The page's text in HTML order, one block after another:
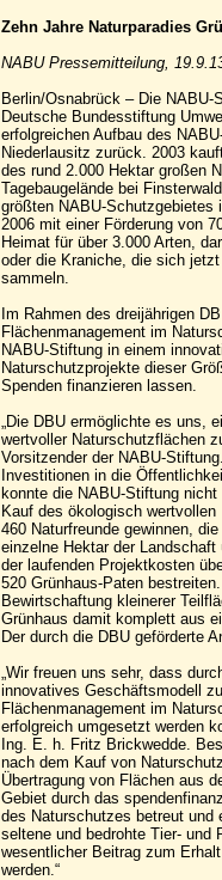
Zehn Jahre Naturparadies
NABU Pressemitteilung,
Berlin/Osnabrück – Die NABU-
Deutsche Bundesstiftung
erfolgreichen Aufbau des
Niederlausitz zurück. 2003
des rund 2.000 Hektar großen
Tagebaugelände bei
größten NABU-Schutzgebietes
2006 mit einer Förderung von
Heimat für über 3.000 Arten,
oder die Kraniche, die sich
sammeln.
Im Rahmen des dreijährigen
Flächenmanagement im
NABU-Stiftung in einem
Naturschutzprojekte dieser
Spenden finanzieren lassen.
„Die DBU ermöglichte es uns,
wertvoller Naturschutzflächen
Vorsitzender der NABU-
Investitionen in die
konnte die NABU-Stiftung
Kauf des ökologisch
460 Naturfreunde gewinnen,
einzelne Hektar der Landschaft
der laufenden Projektkosten
520 Grünhaus-Paten
Bewirtschaftung kleinerer
Grünhaus damit komplett aus
Der durch die DBU geförderte
„Wir freuen uns sehr, dass
innovatives Geschäftsmodell
Flächenmanagement im
erfolgreich umgesetzt werden
Ing. E. h. Fritz Brickwedde.
nach dem Kauf von
Übertragung von Flächen aus
Gebiet durch das
des Naturschutzes betreut und
seltene und bedrohte Tier- und
wesentlicher Beitrag zum
werden.“